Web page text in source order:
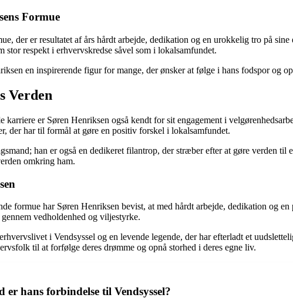
Formue
der er resultatet af års hårdt arbejde, dedikation og en urokkelig tro på
stor respekt i erhvervskredse såvel som i lokalsamfundet.
en inspirerende figur for mange, der ønsker at følge i hans fodspor og
Verden
karriere er Søren Henriksen også kendt for sit engagement i
der har til formål at gøre en positiv forskel i lokalsamfundet.
han er også en dedikeret filantrop, der stræber efter at gøre verden
omkring ham.
formue har Søren Henriksen bevist, at med hårdt arbejde, dedikation og
vedholdenhed og viljestyrke.
i Vendsyssel og en levende legende, der har efterladt et
til at forfølge deres drømme og opnå storhed i deres egne liv.
hans forbindelse til Vendsyssel?